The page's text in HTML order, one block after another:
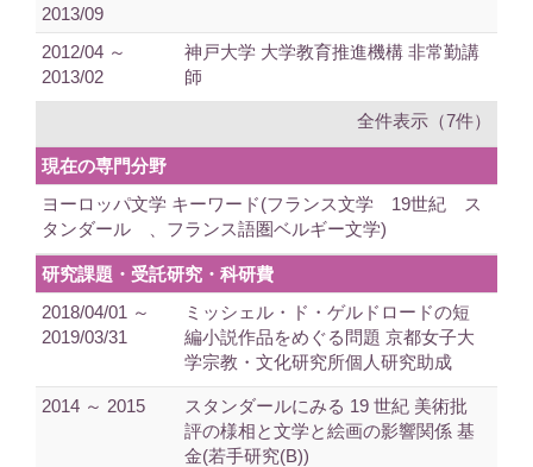
2013/09
2012/04 ～
2013/02
神戸大学 大学教育推進機構 非常勤講
師
全件表示（7件）
現在の専門分野
ヨーロッパ文学 キーワード(フランス文学 19世紀 ス
タンダール 、フランス語圏ベルギー文学)
研究課題・受託研究・科研費
2018/04/01 ～
2019/03/31
ミッシェル・ド・ゲルドロードの短
編小説作品をめぐる問題 京都女子大
学宗教・文化研究所個人研究助成
2014 ～ 2015
スタンダールにみる 19 世紀 美術批
評の様相と文学と絵画の影響関係 基
金(若手研究(B))